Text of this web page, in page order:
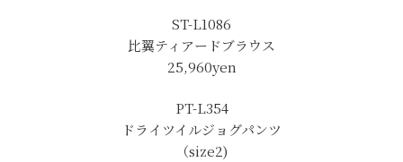
ST-L1086
比翼ティアードブラウス
25,960yen
PT-L354
ドライツイルジョグパンツ
（size2)